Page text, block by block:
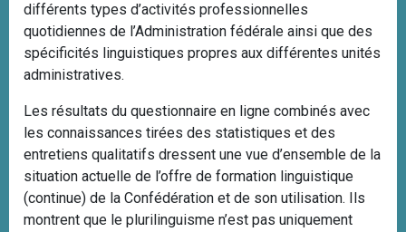
différents types d’activités professionnelles
quotidiennes de l’Administration fédérale ainsi que des
spécificités linguistiques propres aux différentes unités
administratives.
Les résultats du questionnaire en ligne combinés avec
les connaissances tirées des statistiques et des
entretiens qualitatifs dressent une vue d’ensemble de la
situation actuelle de l’offre de formation linguistique
(continue) de la Confédération et de son utilisation. Ils
montrent que le plurilinguisme n’est pas uniquement